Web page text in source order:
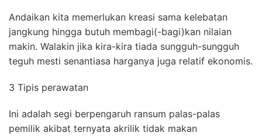
Andaikan kita memerlukan kreasi sama kelebatan
jangkung hingga butuh membagi(-bagi)kan nilaian
makin. Walakin jika kira-kira tiada sungguh-sungguh
teguh mesti senantiasa harganya juga relatif ekonomis.
3 Tipis perawatan
Ini adalah segi berpengaruh ransum palas-palas
pemilik akibat ternyata akrilik tidak makan